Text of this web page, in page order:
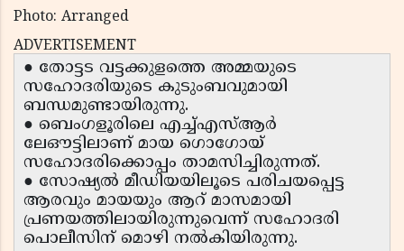
Photo: Arranged
ADVERTISEMENT
● തോട്ടട വട്ടക്കുളത്തെ അമ്മയുടെ
സഹോദരിയുടെ കുടുംബവുമായി
ബന്ധമുണ്ടായിരുന്നു.
● ബെംഗളൂരിലെ എച്ച്എസ്ആര്‍
ലേഔട്ടിലാണ് മായ ഗൊഗോയ്
സഹോദരിക്കൊപ്പം താമസിച്ചിരുന്നത്.
● സോഷ്യല്‍ മീഡിയയിലൂടെ പരിചയപ്പെട്ട
ആരവും മായയും ആറ് മാസമായി
പ്രണയത്തിലായിരുന്നുവെന്ന് സഹോദരി
പൊലീസിന് മൊഴി നൽകിയിരുന്നു.